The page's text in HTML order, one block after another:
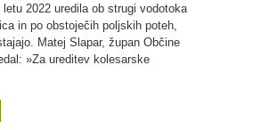
2022 uredila ob strugi vodotoka
in po obstoječih poljskih poteh,
Matej Slapar, župan Občine
»Za ureditev kolesarske